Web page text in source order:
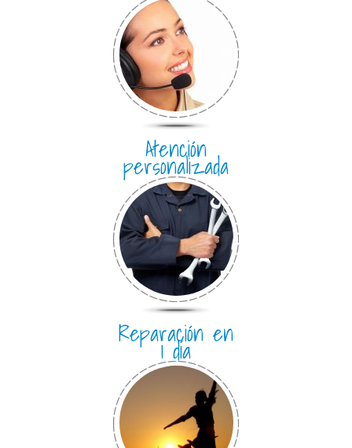
Atención
personalizada
Reparación en
1 día